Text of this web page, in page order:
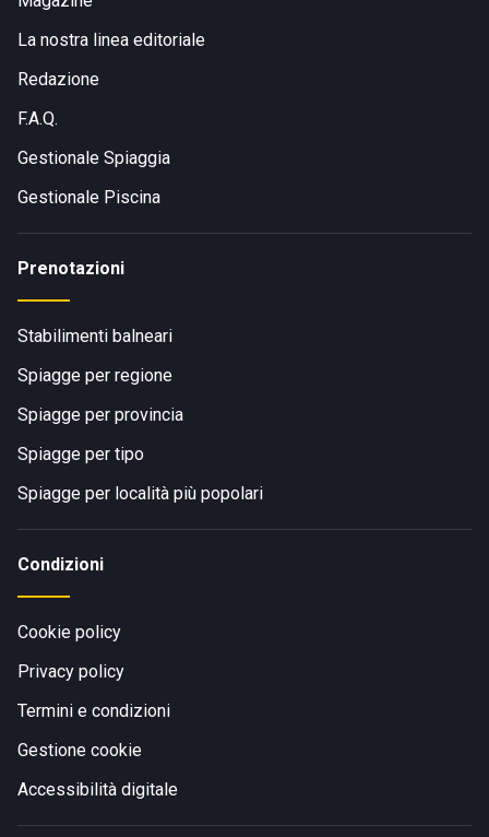
La nostra linea editoriale
Redazione
F.A.Q.
Gestionale Spiaggia
Gestionale Piscina
Prenotazioni
Stabilimenti balneari
Spiagge per regione
Spiagge per provincia
Spiagge per tipo
Spiagge per località più popolari
Condizioni
Cookie policy
Privacy policy
Termini e condizioni
Gestione cookie
Accessibilità digitale